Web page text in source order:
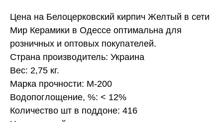
Цена на Белоцерковский кирпич Желтый в сети
Мир Керамики в Одессе оптимальна для
розничных и оптовых покупателей.
Страна производитель: Украина
Вес: 2,75 кг.
Марка прочности: М-200
Водопоглощение, %: < 12%
Количество шт в поддоне: 416